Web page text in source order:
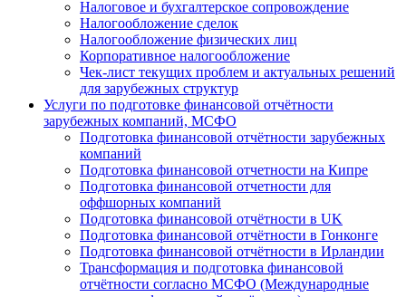
Налоговое и бухгалтерское сопровождение
Налогообложение сделок
Налогообложение физических лиц
Корпоративное налогообложение
Чек-лист текущих проблем и актуальных решений
для зарубежных структур
Услуги по подготовке финансовой отчётности
зарубежных компаний, МСФО
Подготовка финансовой отчётности зарубежных
компаний
Подготовка финансовой отчетности на Кипре
Подготовка финансовой отчетности для
оффшорных компаний
Подготовка финансовой отчётности в UK
Подготовка финансовой отчётности в Гонконге
Подготовка финансовой отчётности в Ирландии
Трансформация и подготовка финансовой
отчётности согласно МСФО (Международные